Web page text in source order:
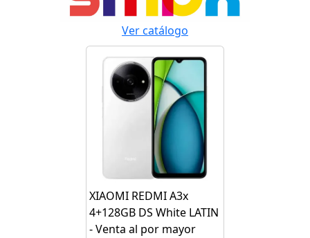
Ver catálogo
XIAOMI REDMI A3x
4+128GB DS White LATIN
- Venta al por mayor